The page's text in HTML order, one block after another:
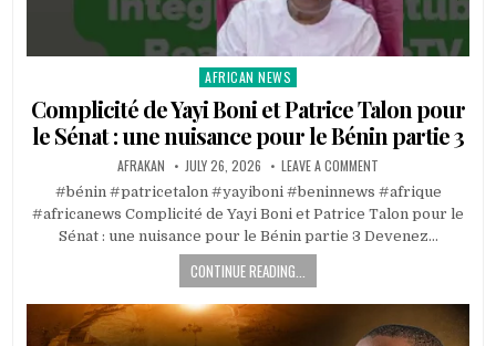
Posted
in
AFRICAN NEWS
Complicité de Yayi Boni et Patrice Talon pour
le Sénat : une nuisance pour le Bénin partie 3
AFRAKAN JULY 26, 2026 LEAVE A COMMENT
#bénin #patricetalon #yayiboni #beninnews #afrique
#africanews Complicité de Yayi Boni et Patrice Talon pour le
Sénat : une nuisance pour le Bénin partie 3 Devenez…
CONTINUE READING...